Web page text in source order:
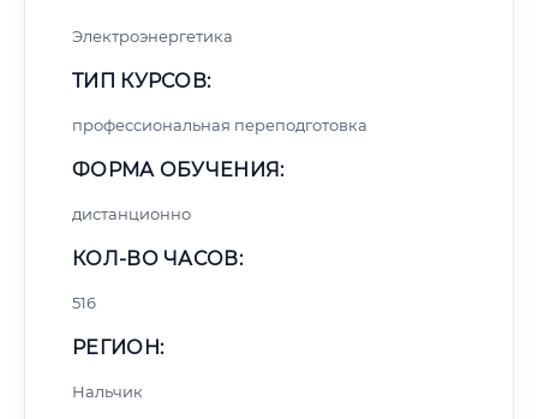
Электроэнергетика
ТИП КУРСОВ:
профессиональная переподготовка
ФОРМА ОБУЧЕНИЯ:
дистанционно
КОЛ-ВО ЧАСОВ:
516
РЕГИОН:
Нальчик